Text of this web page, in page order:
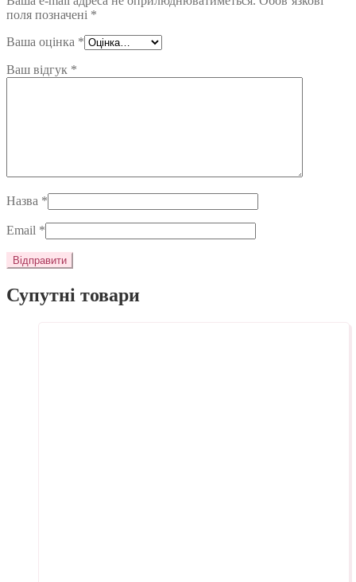
поля позначені *
Ваша оцінка *
Ваш відгук *
Назва *
Email *
Супутні товари